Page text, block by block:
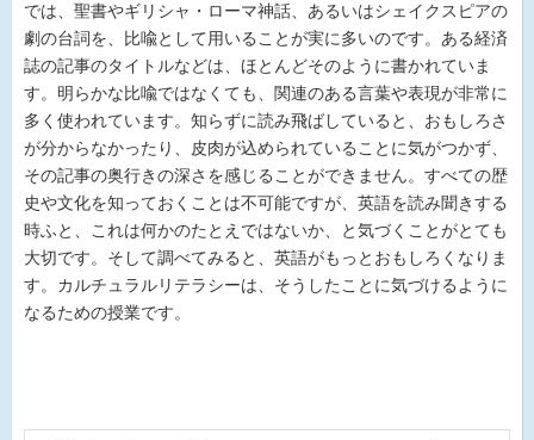
では、聖書やギリシャ・ローマ神話、あるいはシェイクスピアの
劇の台詞を、比喩として用いることが実に多いのです。ある経済
誌の記事のタイトルなどは、ほとんどそのように書かれていま
す。明らかな比喩ではなくても、関連のある言葉や表現が非常に
多く使われています。知らずに読み飛ばしていると、おもしろさ
が分からなかったり、皮肉が込められていることに気がつかず、
その記事の奥行きの深さを感じることができません。すべての歴
史や文化を知っておくことは不可能ですが、英語を読み聞きする
時ふと、これは何かのたとえではないか、と気づくことがとても
大切です。そして調べてみると、英語がもっとおもしろくなりま
す。カルチュラルリテラシーは、そうしたことに気づけるように
なるための授業です。